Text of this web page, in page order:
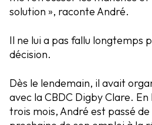
solution », raconte André.
Il ne lui a pas fallu longtemps
décision.
Dès le lendemain, il avait
avec la CBDC Digby Clare. En
trois mois, André est passé